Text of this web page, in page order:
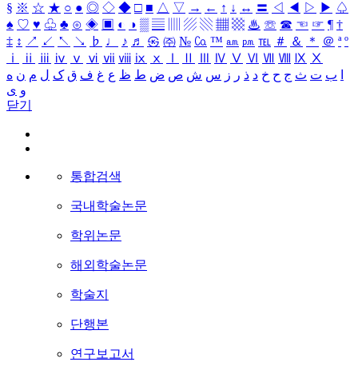
§ ※ ☆ ★ ○ ● ◎ ◇ ◆ □ ■ △ ▽ → ← ↑ ↓ ↔ 〓 ◁ ◀ ▷ ▶ ♤
♠ ♡ ♥ ♧ ♣ ⊙ ◈ ▣ ◐ ◑ ▒ ▤ ▨ ▧ ▦ ▩ ♨ ☏ ☎ ☜ ☞ ¶ †
‡ ↕ ↗ ↙ ↖ ↘ ♭ ♩ ♪ ♬ ㉿ ㈜ № ㏇ ™ ㏂ ㏘ ℡ ＃ ＆ ＊ ＠ ª º
ⅰ
ⅱ ⅲ ⅳ ⅴ ⅵ ⅶ ⅷ ⅸ ⅹ Ⅳ Ⅴ Ⅵ Ⅶ Ⅷ Ⅸ Ⅹ
ب ت ث ج ح خ د ذ ر ز س ش ص ض ط ظ ع غ ف ق ک ل م ن ه
و ی
닫기
통합검색
국내학술논문
학위논문
해외학술논문
학술지
단행본
연구보고서